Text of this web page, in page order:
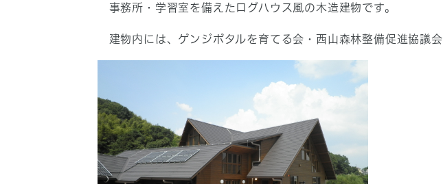
事務所・学習室を備えたログハウス風の木造建物です。
建物内には、ゲンジボタルを育てる会・西山森林整備促進協議